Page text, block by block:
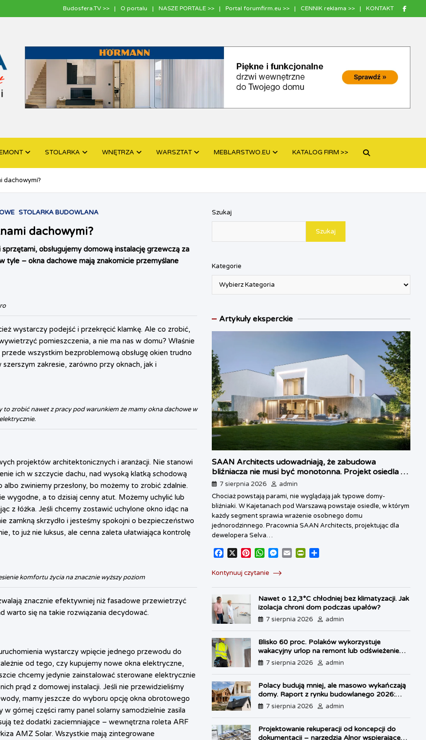
Budosfera.TV >> O portalu NASZE PORTALE >> Portal forumfirm.eu >> CENNIK reklama >> KONTAKT
STOLARKA WNĘTRZA WARSZTAT MEBLARSTWO.EU KATALOG FIRM >>
dachowymi?
STOLARKA BUDOWLANA
dachowymi?
obsługujemy domową instalację grzewczą za
tyle – okna dachowe mają znakomicie przemyślane
wystarczy podejść i przekręcić klamkę. Ale co zrobić,
pomieszczenia, a nie ma nas w domu? Właśnie
wszystkim bezproblemową obsługę okien trudno
zakresie, zarówno przy oknach, jak i
zrobić nawet z pracy pod warunkiem że mamy okna dachowe w
projektów architektonicznych i aranżacji. Nie stanowi
ich w szczycie dachu, nad wysoką klatką schodową
zwiniemy przesłony, bo możemy to zrobić zdalnie.
wygodne, a to dzisiaj cenny atut. Możemy uchylić lub
z łóżka. Jeśli chcemy zostawić uchylone okno idąc na
zamkną skrzydło i jesteśmy spokojni o bezpieczeństwo
to już nie luksus, ale cenna zaleta ułatwiająca kontrolę
komfortu życia na znacznie wyższy poziom
znacznie efektywniej niż fasadowe przewietrzyć
warto się na takie rozwiązania decydować.
wystarczy wpięcie jednego przewodu do
od tego, czy kupujemy nowe okna elektryczne,
chcemy jedynie zainstalować sterowane elektrycznie
prąd z domowej instalacji. Jeśli nie przewidzieliśmy
mamy jeszcze do wyboru opcję okna obrotowego
górnej części ramy panel solarny samodzielnie zasila
też dodatki zaciemniające – wewnętrzna roleta ARF
AMZ Solar. Wszystkie mają zintegrowane
Szukaj
Szukaj
Kategorie
Artykuły eksperckie
SAAN Architects udowadniają, że zabudowa
bliźniacza nie musi być monotonna. Projekt osiedla w
Kajetanach pod Warszawą
7 sierpnia 2026
admin
Chociaż powstają parami, nie wyglądają jak typowe domy-
bliźniaki. W Kajetanach pod Warszawą powstaje osiedle, w którym
każdy segment sprawia wrażenie osobnego domu
jednorodzinnego. Pracownia SAAN Architects, projektując dla
dewelopera Selva…
c
o
o
k
X
P
n
t
W
a
A
p
p
M
s
n
g
e
r
F
r
i
e
n
d
l
Kontynuuj czytanie
Nawet o 12,3°C chłodniej bez klimatyzacji. Jak
izolacja chroni dom podczas upałów?
7 sierpnia 2026 admin
Blisko 60 proc. Polaków wykorzystuje
wakacyjny urlop na remont lub odświeżenie
własnego lokum
7 sierpnia 2026 admin
Polacy budują mniej, ale masowo wykańczają
domy. Raport z rynku budowlanego 2026:
kryzys w OZE i boom na dachy
7 sierpnia 2026 admin
Projektowanie rekuperacji od koncepcji do
dokumentacji – narzędzia Alnor wspierające